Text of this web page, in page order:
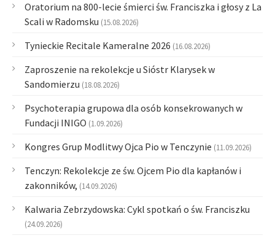
Oratorium na 800-lecie śmierci św. Franciszka i głosy z La
Scali w Radomsku (15.08.2026)
Tynieckie Recitale Kameralne 2026 (16.08.2026)
Zaproszenie na rekolekcje u Sióstr Klarysek w
Sandomierzu (18.08.2026)
Psychoterapia grupowa dla osób konsekrowanych w
Fundacji INIGO (1.09.2026)
Kongres Grup Modlitwy Ojca Pio w Tenczynie (11.09.2026)
Tenczyn: Rekolekcje ze św. Ojcem Pio dla kapłanów i
zakonników, (14.09.2026)
Kalwaria Zebrzydowska: Cykl spotkań o św. Franciszku
(24.09.2026)